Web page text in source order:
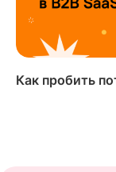
Как пробить